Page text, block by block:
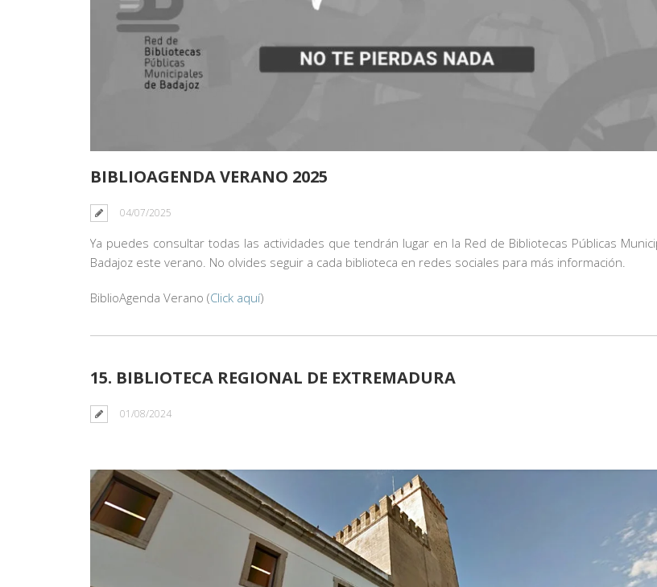
BIBLIOAGENDA VERANO 2025
04/07/2025
Ya puedes consultar todas las actividades que tendrán lugar en la Red de Bibliotecas Públicas
Badajoz este verano. No olvides seguir a cada biblioteca en redes sociales para más información.
BiblioAgenda Verano (Click aquí)
15. BIBLIOTECA REGIONAL DE EXTREMADURA
01/08/2024